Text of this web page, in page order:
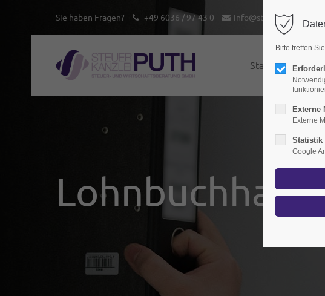
Sie haben Fragen? +49 6036 / 97 43 0 info@steuerkanzlei-
Startseite
Bitte treffen
Externe
Externe
Statistik
Google